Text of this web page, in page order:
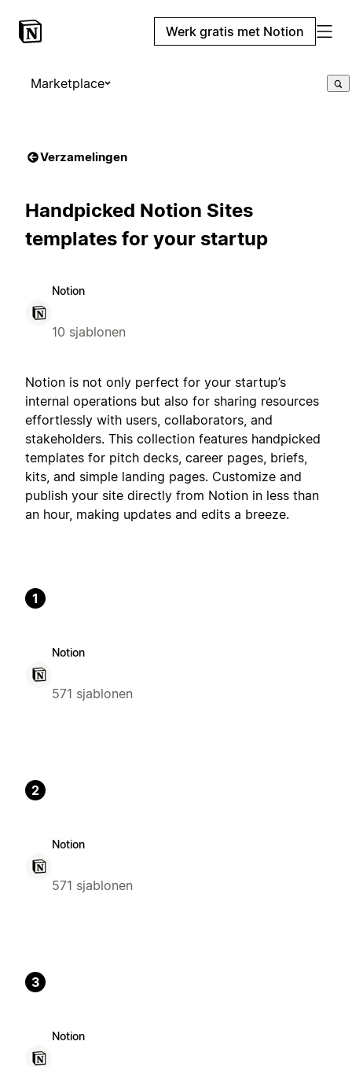
Werk gratis met Notion
Marketplace
Verzamelingen
Handpicked Notion Sites
templates for your startup
Notion
10 sjablonen
Notion is not only perfect for your startup’s
internal operations but also for sharing resources
effortlessly with users, collaborators, and
stakeholders. This collection features handpicked
templates for pitch decks, career pages, briefs,
kits, and simple landing pages. Customize and
publish your site directly from Notion in less than
an hour, making updates and edits a breeze.
1
Notion
571 sjablonen
2
Notion
571 sjablonen
3
Notion